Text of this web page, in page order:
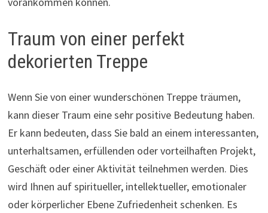
Traum von einer perfekt
dekorierten Treppe
Wenn Sie von einer wunderschönen Treppe träumen,
kann dieser Traum eine sehr positive Bedeutung haben.
Er kann bedeuten, dass Sie bald an einem interessanten,
unterhaltsamen, erfüllenden oder vorteilhaften Projekt,
Geschäft oder einer Aktivität teilnehmen werden. Dies
wird Ihnen auf spiritueller, intellektueller, emotionaler
oder körperlicher Ebene Zufriedenheit schenken. Es